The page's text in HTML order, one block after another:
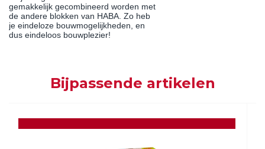
gemakkelijk gecombineerd worden met
de andere blokken van HABA. Zo heb
je eindeloze bouwmogelijkheden, en
dus eindeloos bouwplezier!
Bijpassende artikelen